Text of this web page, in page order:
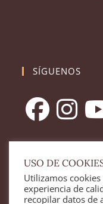
SÍGUENOS
en
una
nueva
en
una
nueva
en
una
LEGAL
USO DE
Utilizamos
experiencia de
recopilar datos de